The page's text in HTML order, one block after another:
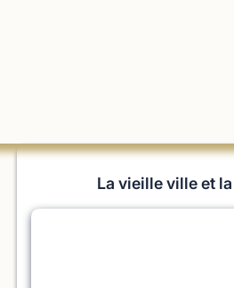
La vieille ville et